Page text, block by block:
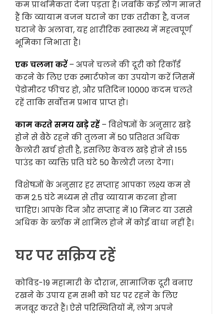
कम प्राथमिकता देना पड़ता है। जबकि कई लोग मानते
हैं कि व्यायाम वजन घटाने का एक तरीका है, वजन
घटाने के अलावा, यह शारीरिक स्वास्थ्य में महत्वपूर्ण
भूमिका निभाता है।
एक चलना करें– अपने चलने की दूरी को रिकॉर्ड
करने के लिए एक स्मार्टफोन का उपयोग करें जिसमें
पेडोमीटर फीचर हो, और प्रतिदिन 10000 कदम चलते
रहें ताकि सर्वोत्तम प्रभाव प्राप्त हो।
काम करते समय खड़े रहें – विशेषज्ञों के अनुसार खड़े
होने से बैठे रहने की तुलना में 50 प्रतिशत अधिक
कैलोरी खर्च होती है, इसलिए केवल खड़े होने से 155
पाउंड का व्यक्ति प्रति घंटे 50 कैलोरी जला देगा।
विशेषज्ञों के अनुसार हर सप्ताह आपका लक्ष्य कम से
कम 2.5 घंटे मध्यम से तीव्र व्यायाम करना होना
चाहिए। आपके दिन और सप्ताह में 10 मिनट या उससे
अधिक के ब्लॉक में शामिल होने में कोई बाधा नहीं है।
घर पर सक्रिय रहें
कोविड-19 महामारी के दौरान, सामाजिक दूरी बनाए
रखने के उपाय हम सभी को घर पर रहने के लिए
मजबूर करते हैं। ऐसे परिस्थितियों में, लोग अपने